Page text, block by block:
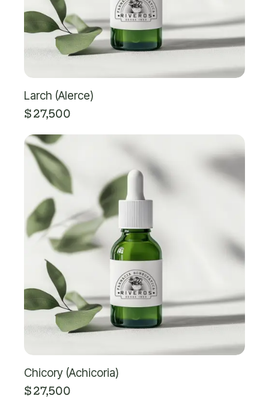
Larch (Alerce)
$27,500
Chicory (Achicoria)
$27,500